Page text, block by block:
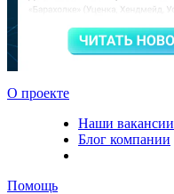
О проекте
Наши вакансии
Блог компании
Помощь